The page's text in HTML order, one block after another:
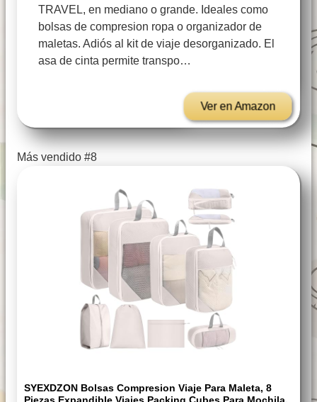
TRAVEL, en mediano o grande. Ideales como
bolsas de compresion ropa o organizador de
maletas. Adiós al kit de viaje desorganizado. El
asa de cinta permite transpo…
Ver en Amazon
Más vendido #8
SYEXDZON Bolsas Compresion Viaje Para Maleta, 8